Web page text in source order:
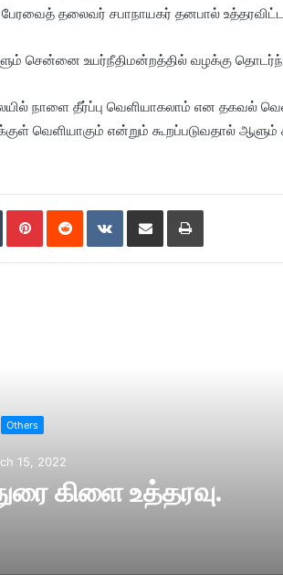
தலைவர் சபாநாயகர் தனபால்
சென்னை உயர்நீதிமன்றத்தில் வழக்கு
நாளை தீர்ப்பு வெளியாகலாம் என தகவல்
வெளியாகும் என்றும் கூறப்படுவதால் ஆளும்
Tumblr Pinterest Reddit VKontakte
Others
15, 2022
கிளை உத்தரவு.